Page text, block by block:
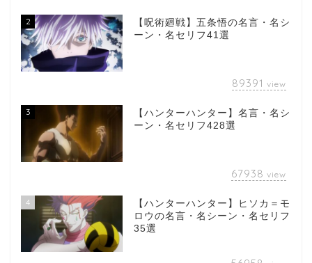
2
【呪術廻戦】五条悟の名言・名シ
ーン・名セリフ41選
89391 view
3
【ハンターハンター】名言・名シ
ーン・名セリフ428選
67938 view
4
【ハンターハンター】ヒソカ＝モ
ロウの名言・名シーン・名セリフ
35選